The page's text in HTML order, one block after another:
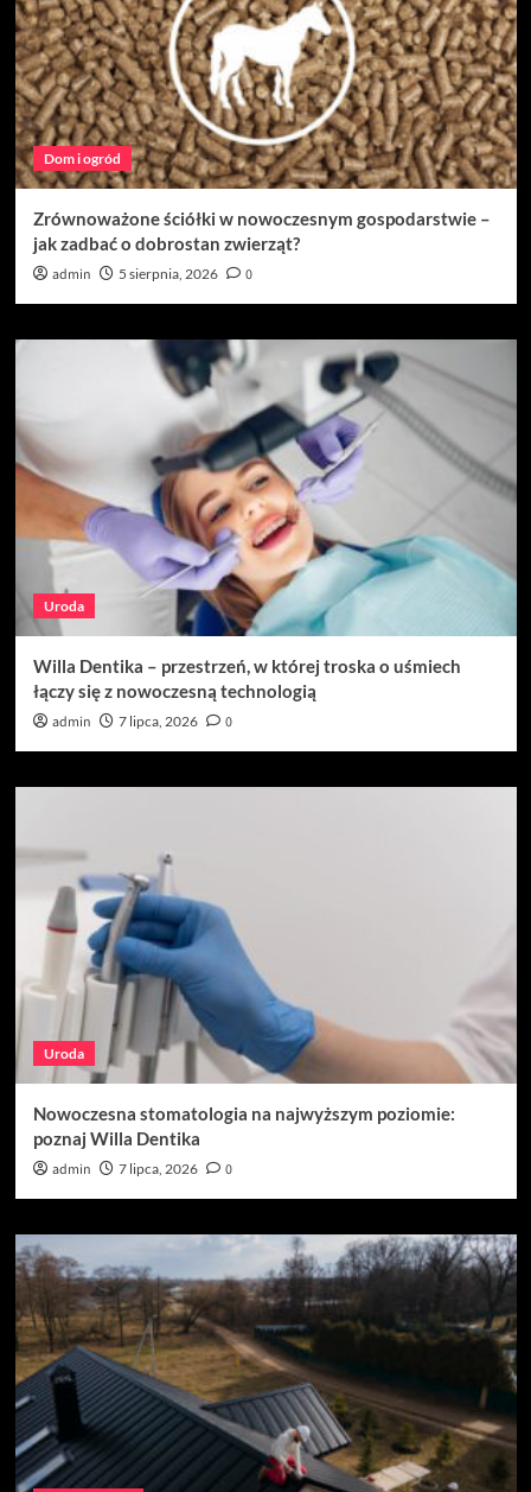
Dom i ogród
Zrównoważone ściółki w nowoczesnym gospodarstwie –
jak zadbać o dobrostan zwierząt?
admin 5 sierpnia, 2026 0
Uroda
Willa Dentika – przestrzeń, w której troska o uśmiech
łączy się z nowoczesną technologią
admin 7 lipca, 2026 0
Uroda
Nowoczesna stomatologia na najwyższym poziomie:
poznaj Willa Dentika
admin 7 lipca, 2026 0